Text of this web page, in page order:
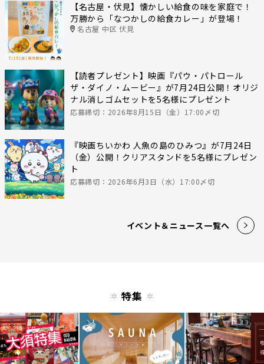
【名古屋・伏見】懐かしい給食の味を家庭で！
万勝から「なつかしの給食カレー」が登場！
名古屋 中区 伏見
【読者プレゼント】映画『パウ・パトロール
ザ・ダイノ・ムービー』が7月24日公開！オリジ
ナル消しゴムセットを5名様にプレゼント
応募締切：2026年8月15日（金）17:00〆切
『映画ちいかわ 人魚の島のひみつ』が7月24日
（金）公開！クリアスタンドを5名様にプレゼン
ト
応募締切：2026年6月3日（水）17:00〆切
イベント＆ニュース一覧へ
特集